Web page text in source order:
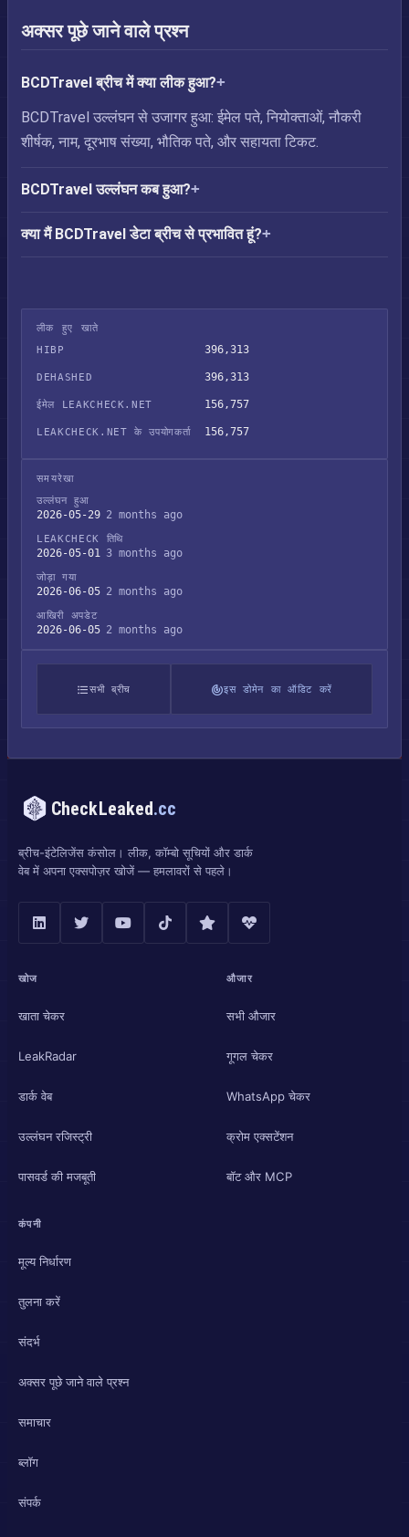
अक्सर पूछे जाने वाले प्रश्न
BCDTravel ब्रीच में क्या लीक हुआ?
BCDTravel उल्लंघन से उजागर हुआ: ईमेल पते, नियोक्ताओं, नौकरी
शीर्षक, नाम, दूरभाष संख्या, भौतिक पते, और सहायता टिकट.
BCDTravel उल्लंघन कब हुआ?
क्या मैं BCDTravel डेटा ब्रीच से प्रभावित हूं?
लीक हुए खाते
HIBP
396,313
DEHASHED 396,313
ईमेल LEAKCHECK.NET 156,757
LEAKCHECK.NET के उपयोगकर्ता 156,757
समयरेखा
उल्लंघन हुआ
2026-05-29 2 months ago
LEAKCHECK तिथि
2026-05-01 3 months ago
जोड़ा गया
2026-06-05 2 months ago
आखिरी अपडेट
2026-06-05 2 months ago
सभी ब्रीच इस डोमेन का ऑडिट करें
CheckLeaked.cc
ब्रीच-इंटेलिजेंस कंसोल। लीक, कॉम्बो सूचियों और डार्क
वेब में अपना एक्सपोज़र खोजें — हमलावरों से पहले।
खोज
खाता चेकर
LeakRadar
डार्क वेब
उल्लंघन रजिस्ट्री
पासवर्ड की मजबूती
औजार
सभी औजार
गूगल चेकर
WhatsApp चेकर
क्रोम एक्सटेंशन
बॉट और MCP
कंपनी
मूल्य निर्धारण
तुलना करें
संदर्भ
अक्सर पूछे जाने वाले प्रश्न
समाचार
ब्लॉग
संपर्क